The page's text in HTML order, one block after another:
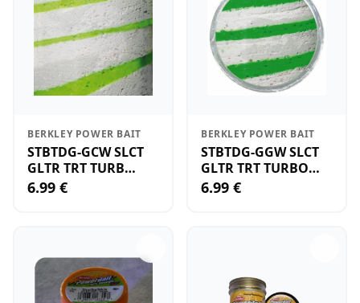
BERKLEY POWER BAIT
STBTDG-GCW SLCT
GLTR TRT TURB
GLCHTWH RB
6.99 €
BERKLEY POWER BAIT
STBTDG-GGW SLCT
GLTR TRT TURBO
GLGRWH RD
6.99 €